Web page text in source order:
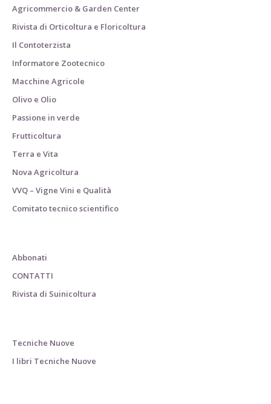
Agricommercio & Garden Center
Rivista di Orticoltura e Floricoltura
Il Contoterzista
Informatore Zootecnico
Macchine Agricole
Olivo e Olio
Passione in verde
Frutticoltura
Terra e Vita
Nova Agricoltura
VVQ – Vigne Vini e Qualità
Comitato tecnico scientifico
Abbonati
CONTATTI
Rivista di Suinicoltura
Tecniche Nuove
I libri Tecniche Nuove